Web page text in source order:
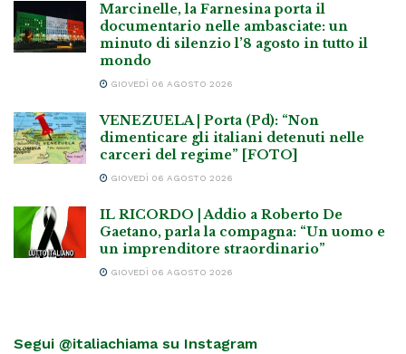
Marcinelle, la Farnesina porta il
documentario nelle ambasciate: un
minuto di silenzio l’8 agosto in tutto il
mondo
GIOVEDÌ 06 AGOSTO 2026
VENEZUELA | Porta (Pd): “Non
dimenticare gli italiani detenuti nelle
carceri del regime” [FOTO]
GIOVEDÌ 06 AGOSTO 2026
IL RICORDO | Addio a Roberto De
Gaetano, parla la compagna: “Un uomo e
un imprenditore straordinario”
GIOVEDÌ 06 AGOSTO 2026
Segui @italiachiama su Instagram